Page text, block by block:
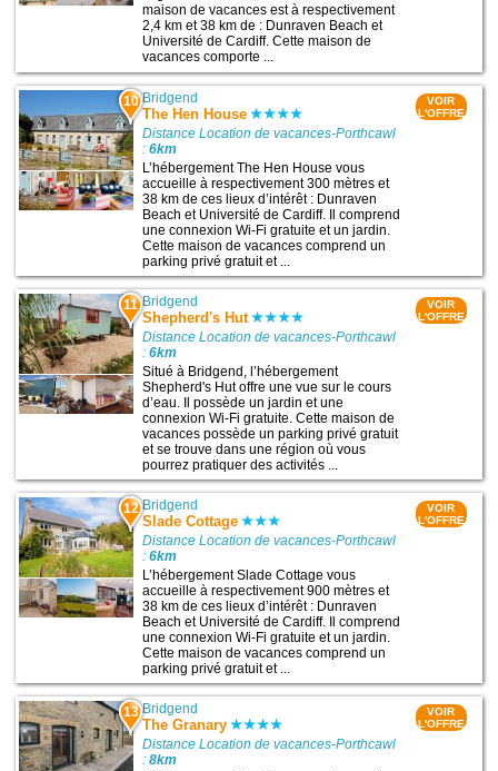
maison de vacances est à respectivement
2,4 km et 38 km de : Dunraven Beach et
Université de Cardiff. Cette maison de
vacances comporte ...
10 Bridgend
The Hen House
Distance Location de vacances-Porthcawl
:6km
L’hébergement The Hen House vous
accueille à respectivement 300 mètres et
38 km de ces lieux d’intérêt : Dunraven
Beach et Université de Cardiff. Il comprend
une connexion Wi-Fi gratuite et un jardin.
Cette maison de vacances comprend un
parking privé gratuit et ...
VOIR
L'OFFRE
11 Bridgend
Shepherd's Hut
Distance Location de vacances-Porthcawl
:6km
Situé à Bridgend, l’hébergement
Shepherd's Hut offre une vue sur le cours
d’eau. Il possède un jardin et une
connexion Wi-Fi gratuite. Cette maison de
vacances possède un parking privé gratuit
et se trouve dans une région où vous
pourrez pratiquer des activités ...
VOIR
L'OFFRE
12 Bridgend
Slade Cottage
Distance Location de vacances-Porthcawl
:6km
L’hébergement Slade Cottage vous
accueille à respectivement 900 mètres et
38 km de ces lieux d’intérêt : Dunraven
Beach et Université de Cardiff. Il comprend
une connexion Wi-Fi gratuite et un jardin.
Cette maison de vacances comprend un
parking privé gratuit et ...
VOIR
L'OFFRE
13 Bridgend
The Granary
Distance Location de vacances-Porthcawl
:8km
VOIR
L'OFFRE